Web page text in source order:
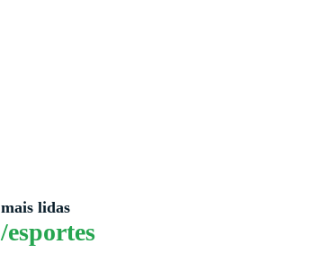
mais lidas
/esportes